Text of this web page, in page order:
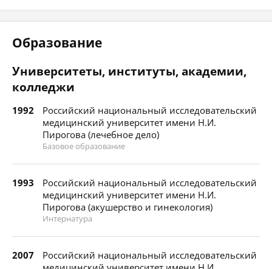
Образование
Университеты, институты, академии,
колледжи
1992
Российский национальный исследовательский
медицинский университет имени Н.И.
Пирогова (лечебное дело)
Базовое образование
1993
Российский национальный исследовательский
медицинский университет имени Н.И.
Пирогова (акушерство и гинекология)
Интернатура
2007
Российский национальный исследовательский